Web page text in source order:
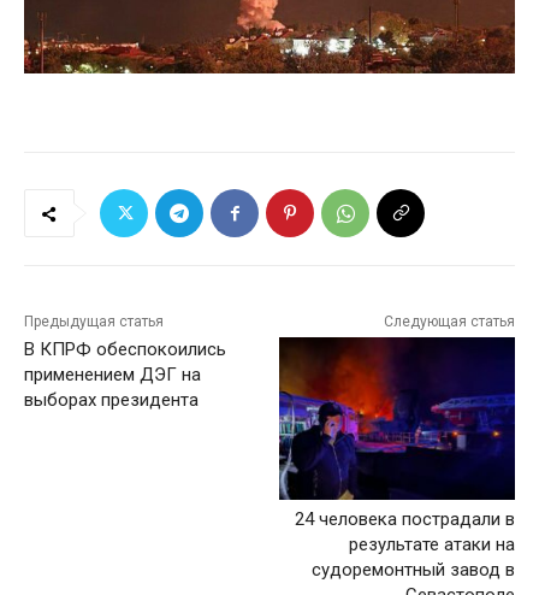
Предыдущая статья
В КПРФ обеспокоились
применением ДЭГ на
выборах президента
Следующая статья
24 человека пострадали в
результате атаки на
судоремонтный завод в